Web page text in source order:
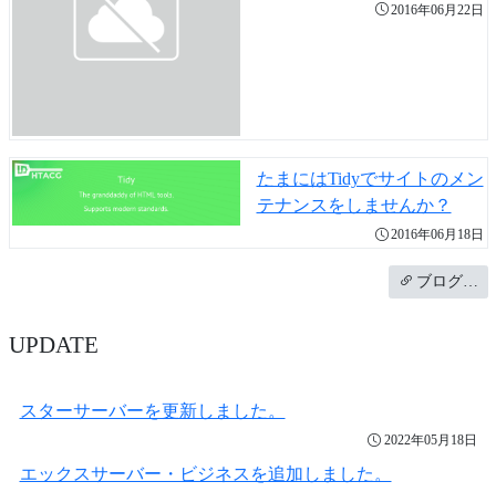
2016年06月22日
たまにはTidyでサイトのメン
テナンスをしませんか？
2016年06月18日
ブログ…
UPDATE
スターサーバーを更新しました。
2022年05月18日
エックスサーバー・ビジネスを追加しました。